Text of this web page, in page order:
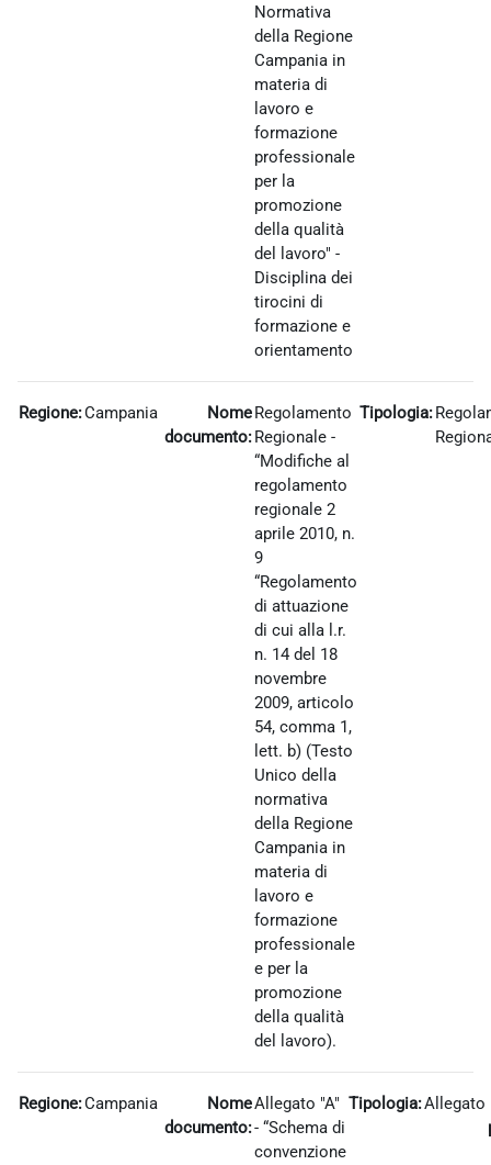
Normativa
della Regione
Campania in
materia di
lavoro e
formazione
professionale
per la
promozione
della qualità
del lavoro" -
Disciplina dei
tirocini di
formazione e
orientamento
Regione:Campania
Nome
documento:
Regolamento
Regionale -
“Modifiche al
regolamento
regionale 2
aprile 2010, n.
9
“Regolamento
di attuazione
di cui alla l.r.
n. 14 del 18
novembre
2009, articolo
54, comma 1,
lett. b) (Testo
Unico della
normativa
della Regione
Campania in
materia di
lavoro e
formazione
professionale
e per la
promozione
della qualità
del lavoro).
Tipologia:
Regione:Campania
Nome
documento:
Allegato "A"
- “Schema di
convenzione
Tipologia:Allegato